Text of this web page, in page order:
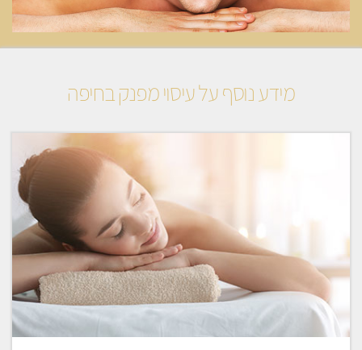
מידע נוסף על עיסוי מפנק בחיפה